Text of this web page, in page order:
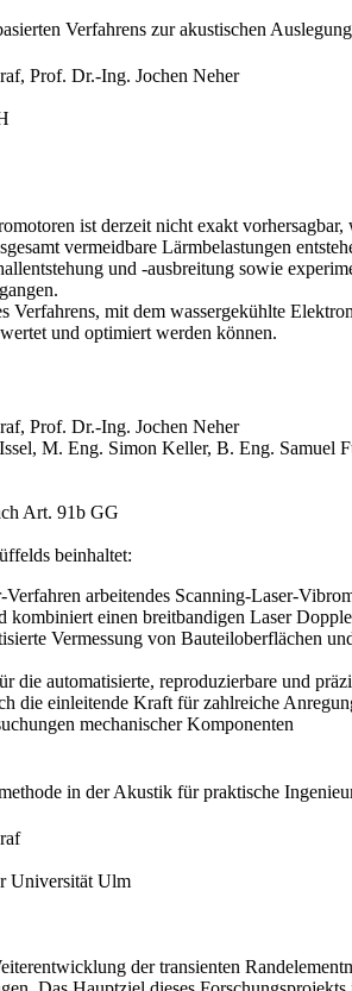
Verfahrens zur akustischen
Prof. Dr.-Ing. Jochen Neher
ist derzeit nicht exakt
vermeidbare Lärmbelastungen
und -ausbreitung sowie
Verfahrens, mit dem wassergekühlte
und optimiert werden können.
Prof. Dr.-Ing. Jochen Neher
M. Eng. Simon Keller, ​B. Eng. Samuel
Art. 91b GG
beinhaltet:
arbeitendes Scanning-Laser-
kombiniert einen breitbandigen Laser
Vermessung von Bauteiloberflächen
die automatisierte, reproduzierbare und
die einleitende Kraft für zahlreiche
mechanischer Komponenten
in der Akustik für praktische
Universität Ulm
der transienten